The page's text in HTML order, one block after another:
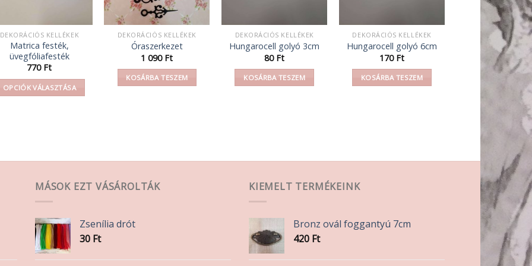
DEKORÁCIÓS KELLÉKEK
Matrica festék,
üvegfóliafesték
770 Ft
OPCIÓK VÁLASZTÁSA
A
termékoldalon
választhatók
ki
DEKORÁCIÓS KELLÉKEK
Óraszerkezet
1 090 Ft
KOSÁRBA TESZEM
DEKORÁCIÓS KELLÉKEK
Hungarocell golyó 3cm
80 Ft
KOSÁRBA TESZEM
DEKORÁCIÓS KELLÉKEK
Hungarocell golyó 6cm
170 Ft
KOSÁRBA TESZEM
MÁSOK EZT VÁSÁROLTÁK
Zsenília drót
30 Ft
KIEMELT TERMÉKEINK
Bronz ovál foggantyú 7cm
420 Ft